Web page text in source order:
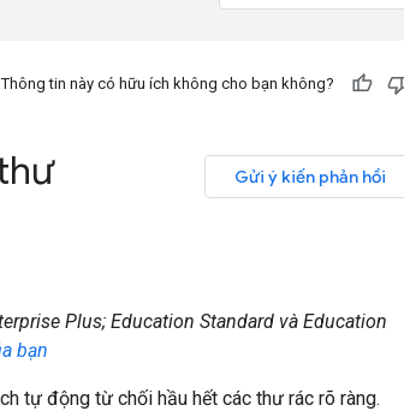
Thông tin này có hữu ích không cho bạn không?
Gửi ý kiến phản hồi
Plus; Education Standard và Education
bạn
tự động từ chối hầu hết các thư rác rõ ràng.